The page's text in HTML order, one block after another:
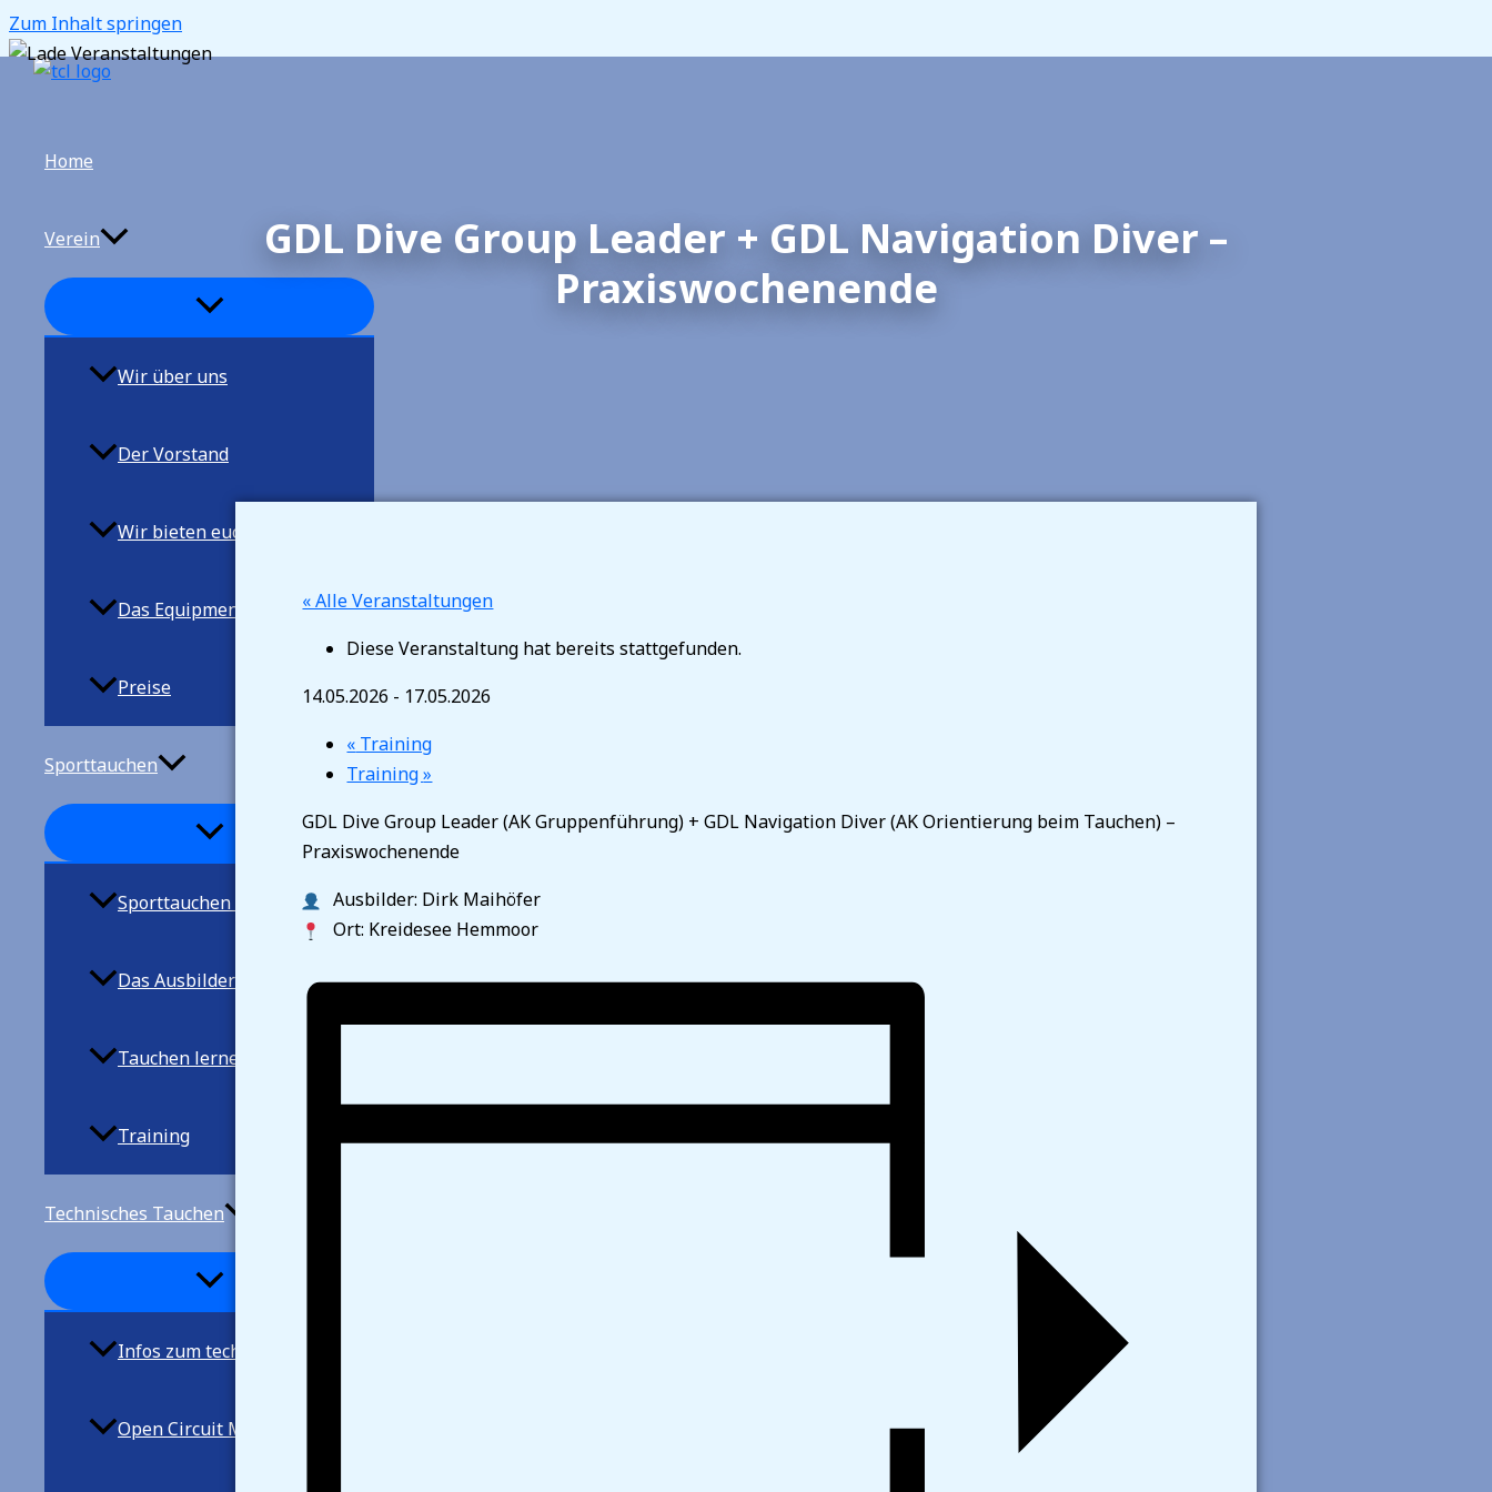
Zum Inhalt springen
Home
Verein
Wir über uns
Der Vorstand
Wir bieten euch
Das Equipment
Preise
Sporttauchen
Sporttauchen allgemein
Das Ausbilderteam
Tauchen lernen
Training
Technisches Tauchen
Infos zum techn. Tauchen
Open Circuit Mischgastauchen
GDL Dive Group Leader + GDL Navigation Diver –
Praxiswochenende
« Alle Veranstaltungen
Diese Veranstaltung hat bereits stattgefunden.
14.05.2026 - 17.05.2026
« Training
Training»
GDL Dive Group Leader (AK Gruppenführung) + GDL Navigation Diver (AK Orientierung beim Tauchen) –
Praxiswochenende
Ausbilder: Dirk Maihöfer
Ort: Kreidesee Hemmoor